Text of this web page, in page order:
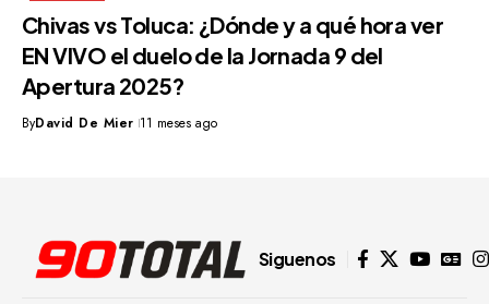
Chivas vs Toluca: ¿Dónde y a qué hora ver
EN VIVO el duelo de la Jornada 9 del
Apertura 2025?
ByDavid De Mier 11 meses ago
Siguenos